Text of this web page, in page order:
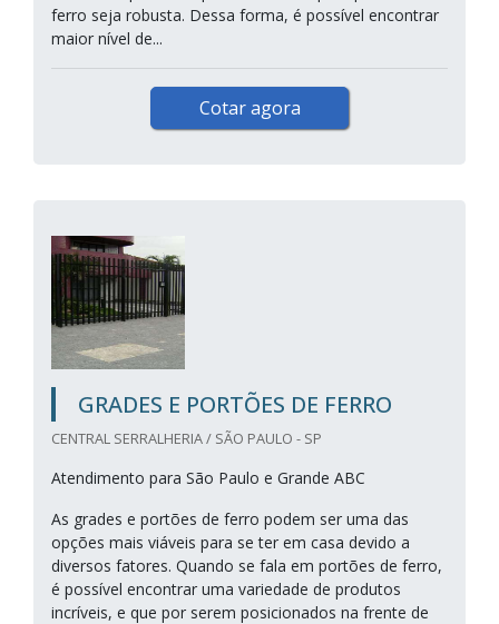
ferro seja robusta. Dessa forma, é possível encontrar
maior nível de...
Cotar agora
GRADES E PORTÕES DE FERRO
CENTRAL SERRALHERIA / SÃO PAULO - SP
Atendimento para São Paulo e Grande ABC
As grades e portões de ferro podem ser uma das
opções mais viáveis para se ter em casa devido a
diversos fatores. Quando se fala em portões de ferro,
é possível encontrar uma variedade de produtos
incríveis, e que por serem posicionados na frente de